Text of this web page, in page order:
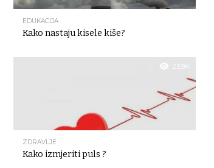
EDUKACIJA
Kako nastaju kisele kiše?
23.9K
ZDRAVLJE
Kako izmjeriti puls ?